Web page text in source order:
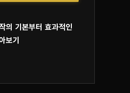
의 기본부터 효과적인
보기